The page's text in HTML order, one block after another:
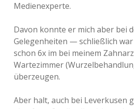
Medienexperte.
Davon konnte er mich aber bei
Gelegenheiten — schließlich war
schon 6x im bei meinem
Wartezimmer
überzeugen.
Aber halt, auch bei Leverkusen